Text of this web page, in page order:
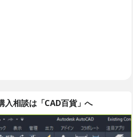
入相談は「CAD百貨」へ